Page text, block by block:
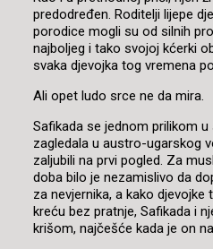
predodređen. Roditelji lijepe
porodice mogli su od silnih
najboljeg i tako svojoj kćerki
svaka djevojka tog vremena
Ali opet ludo srce ne da mira.
Safikada se jednom prilikom
zagledala u austro-ugarskog
zaljubili na prvi pogled. Za
doba bilo je nezamislivo da
za nevjernika, a kako djevojke
kreću bez pratnje, Safikada i
krišom, najčešće kada je on